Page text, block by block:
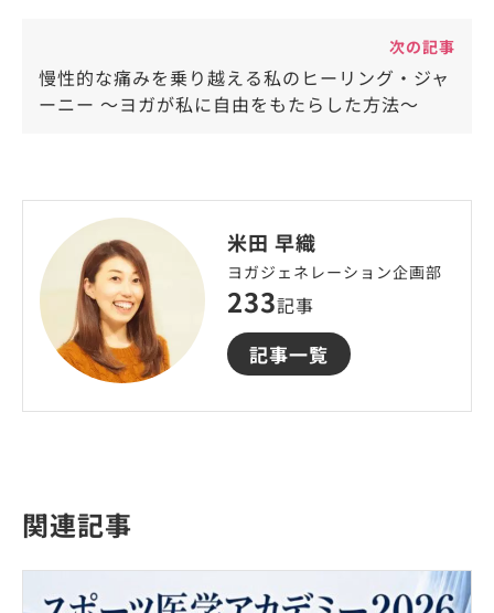
次の記事
慢性的な痛みを乗り越える私のヒーリング・ジャ
ーニー ～ヨガが私に自由をもたらした方法～
米田 早織
ヨガジェネレーション企画部
233記事
記事一覧
関連記事